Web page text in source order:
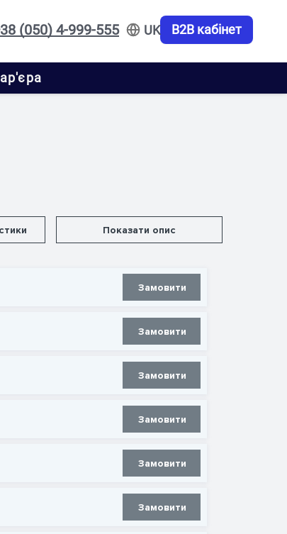
(050) 4-999-555 UK B2B кабінет
Показати опис
Замовити
Замовити
Замовити
Замовити
Замовити
Замовити